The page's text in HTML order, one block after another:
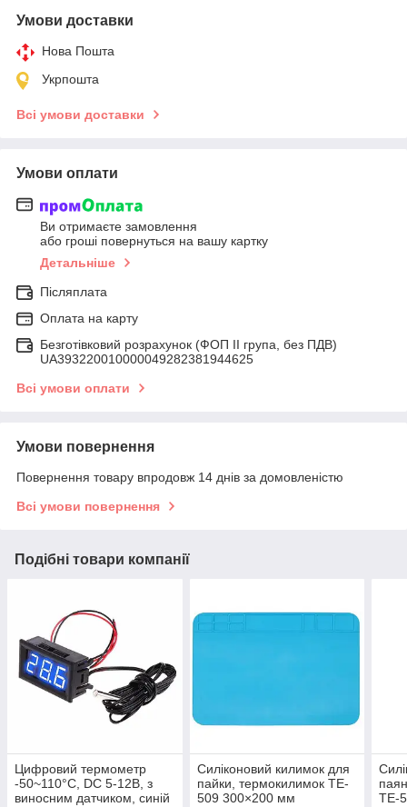
Умови доставки
Нова Пошта
Укрпошта
Всі умови доставки
Умови оплати
Ви отримаєте замовлення
або гроші повернуться на вашу картку
Детальніше
Післяплата
Оплата на карту
Безготівковий розрахунок (ФОП ІІ група, без ПДВ)
UA393220010000049282381944625
Всі умови оплати
Умови повернення
Повернення товару впродовж 14 днів за домовленістю
Всі умови повернення
Подібні товари компанії
Цифровий термометр
-50~110°C, DC 5-12В, з
виносним датчиком, синій
Силіконовий килимок для
пайки, термокилимок TE-
509 300×200 мм
TE-